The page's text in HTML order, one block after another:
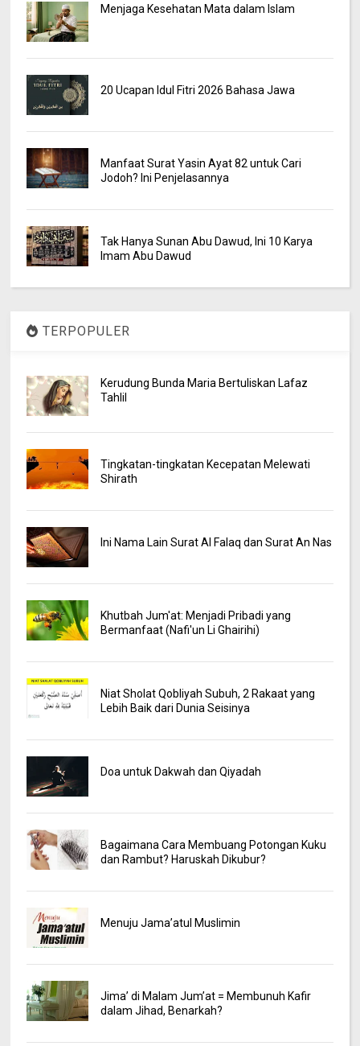
Menjaga Kesehatan Mata dalam Islam
20 Ucapan Idul Fitri 2026 Bahasa Jawa
Manfaat Surat Yasin Ayat 82 untuk Cari
Jodoh? Ini Penjelasannya
Tak Hanya Sunan Abu Dawud, Ini 10 Karya
Imam Abu Dawud
TERPOPULER
Kerudung Bunda Maria Bertuliskan Lafaz
Tahlil
Tingkatan-tingkatan Kecepatan Melewati
Shirath
Ini Nama Lain Surat Al Falaq dan Surat An Nas
Khutbah Jum'at: Menjadi Pribadi yang
Bermanfaat (Nafi'un Li Ghairihi)
Niat Sholat Qobliyah Subuh, 2 Rakaat yang
Lebih Baik dari Dunia Seisinya
Doa untuk Dakwah dan Qiyadah
Bagaimana Cara Membuang Potongan Kuku
dan Rambut? Haruskah Dikubur?
Menuju Jama’atul Muslimin
Jima’ di Malam Jum’at = Membunuh Kafir
dalam Jihad, Benarkah?